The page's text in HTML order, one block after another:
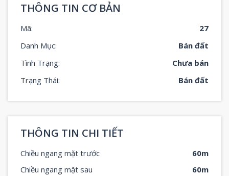
THÔNG TIN CƠ BẢN
Mã:
27
Danh Mục:
Bán đất
Tình Trạng:
Chưa bán
Trạng Thái:
Bán đất
THÔNG TIN CHI TIẾT
Chiều ngang mặt trước
60m
Chiều ngang mặt sau
60m